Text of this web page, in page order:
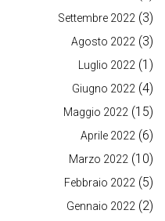
Settembre 2022 (3)
Agosto 2022 (3)
Luglio 2022 (1)
Giugno 2022 (4)
Maggio 2022 (15)
Aprile 2022 (6)
Marzo 2022 (10)
Febbraio 2022 (5)
Gennaio 2022 (2)